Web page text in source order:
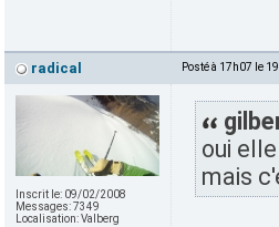
radical Posté à 17h07 le
Inscrit le: 09/02/2008
Messages:7349
Localisation:Valberg
oui
mais